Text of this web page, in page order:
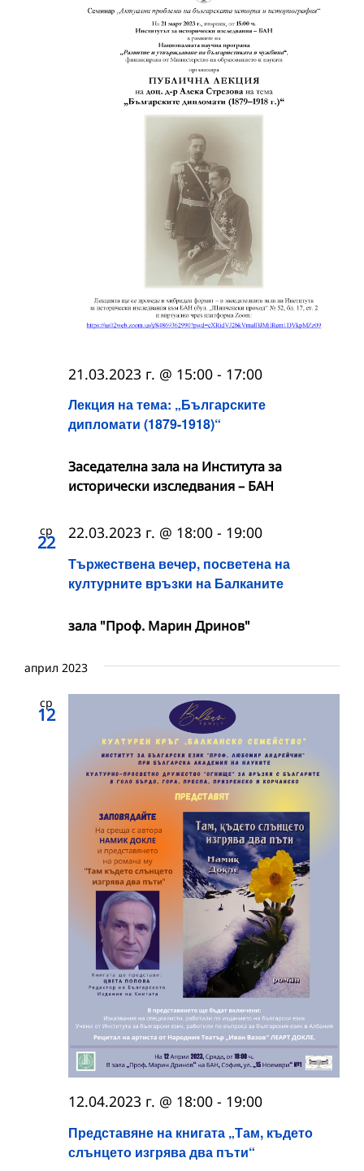
Лекция на тема: „Българските
дипломати (1879-1918)“
21.03.2023 г. @ 15:00 - 17:00
Заседателна зала на Института за
исторически изследвания – БАН
ср
22
Тържествена вечер, посветена на
културните връзки на Балканите
22.03.2023 г. @ 18:00 - 19:00
зала "Проф. Марин Дринов"
април 2023
ср
12
Представяне на книгата „Там, където
слънцето изгрява два пъти“
12.04.2023 г. @ 18:00 - 19:00